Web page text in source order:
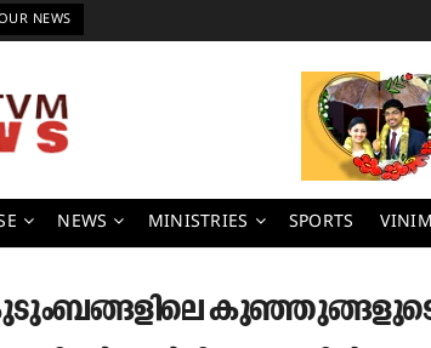
NEWS
NEWS MINISTRIES SPORTS
കുഞ്ഞുങ്ങളുടെ